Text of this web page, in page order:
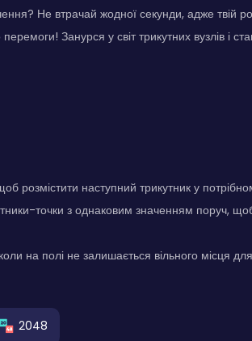
Не втрачай жодної секунди, адже твій
Занурся у світ трикутних вузлів і
розмістити наступний трикутник у
точки з однаковим значенням поруч,
на полі не залишається вільного місця
2048